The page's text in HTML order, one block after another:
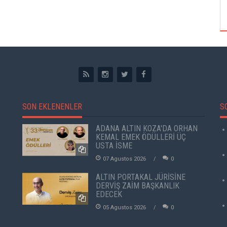
SON EKLENENLER
ADANA ALTIN KOZA'DA ORHAN
KEMAL EMEK ÖDÜLLERİ ÜÇ
USTA İSME
07 Agustos 2026 0
ALTIN PORTAKAL JÜRİSİNE
DERVİŞ ZAİM BAŞKANLIK
EDECEK
05 Agustos 2026 0